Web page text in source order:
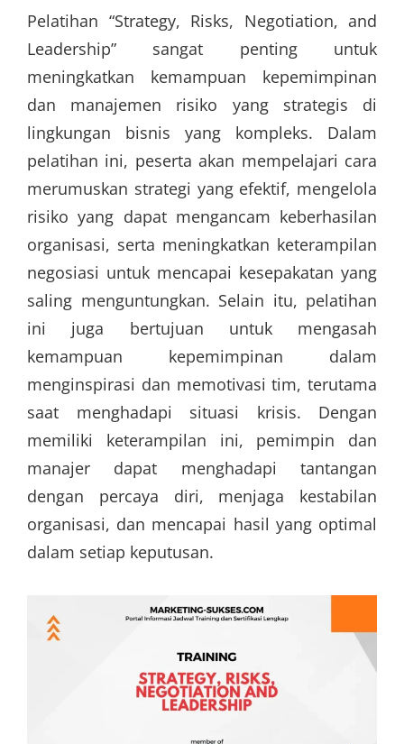
Pelatihan “Strategy, Risks, Negotiation, and
Leadership” sangat penting untuk
meningkatkan kemampuan kepemimpinan
dan manajemen risiko yang strategis di
lingkungan bisnis yang kompleks. Dalam
pelatihan ini, peserta akan mempelajari cara
merumuskan strategi yang efektif, mengelola
risiko yang dapat mengancam keberhasilan
organisasi, serta meningkatkan keterampilan
negosiasi untuk mencapai kesepakatan yang
saling menguntungkan. Selain itu, pelatihan
ini juga bertujuan untuk mengasah
kemampuan kepemimpinan dalam
menginspirasi dan memotivasi tim, terutama
saat menghadapi situasi krisis. Dengan
memiliki keterampilan ini, pemimpin dan
manajer dapat menghadapi tantangan
dengan percaya diri, menjaga kestabilan
organisasi, dan mencapai hasil yang optimal
dalam setiap keputusan.